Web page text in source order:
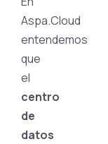
Aspa.Cloud
entendemos
que
el
centro
de
datos